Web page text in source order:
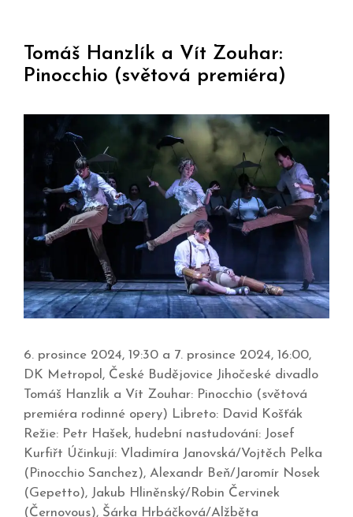
Tomáš Hanzlík a Vít Zouhar:
Pinocchio (světová premiéra)
6. prosince 2024, 19:30 a 7. prosince 2024, 16:00,
DK Metropol, České Budějovice Jihočeské divadlo
Tomáš Hanzlík a Vít Zouhar: Pinocchio (světová
premiéra rodinné opery) Libreto: David Košťák
Režie: Petr Hašek, hudební nastudování: Josef
Kurfiřt Účinkují: Vladimíra Janovská/Vojtěch Pelka
(Pinocchio Sanchez), Alexandr Beň/Jaromír Nosek
(Gepetto), Jakub Hliněnský/Robin Červinek
(Černovous), Šárka Hrbáčková/Alžběta